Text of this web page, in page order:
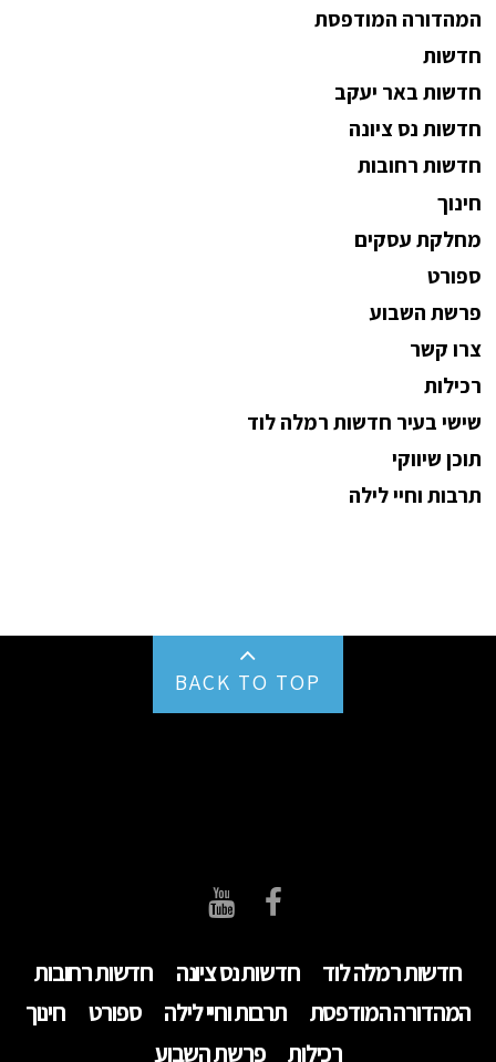
המהדורה המודפסת
חדשות
חדשות באר יעקב
חדשות נס ציונה
חדשות רחובות
חינוך
מחלקת עסקים
ספורט
פרשת השבוע
צרו קשר
רכילות
שישי בעיר חדשות רמלה לוד
תוכן שיווקי
תרבות וחיי לילה
BACK TO TOP
חדשות רמלה לוד חדשות נס ציונה
חדשות רחובות
המהדורה המודפסת
תרבות וחיי לילה ספורט
חינוך
רכילות
פרשת השבוע